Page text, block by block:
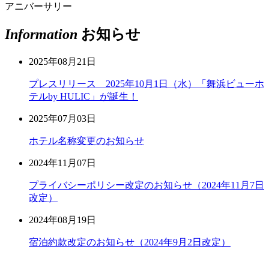
アニバーサリー
Information お知らせ
2025年08月21日
プレスリリース 2025年10月1日（水）「舞浜ビューホ
テルby HULIC」が誕生！
2025年07月03日
ホテル名称変更のお知らせ
2024年11月07日
プライバシーポリシー改定のお知らせ（2024年11月7日
改定）
2024年08月19日
宿泊約款改定のお知らせ（2024年9月2日改定）